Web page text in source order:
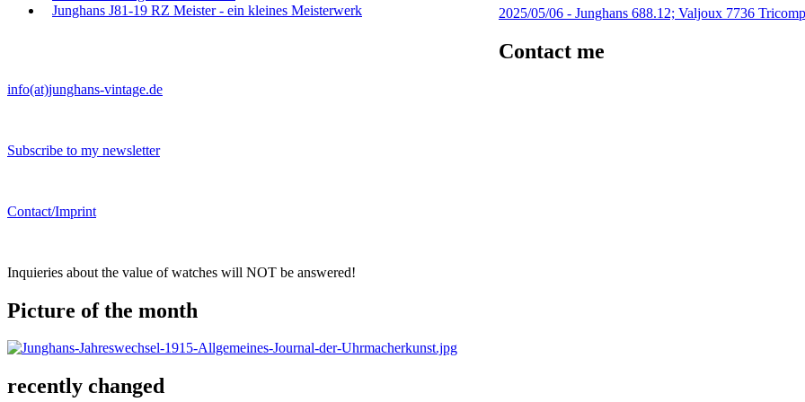
Junghans J81-19 RZ Meister - ein kleines Meisterwerk
2025/05/06 - Junghans 688.12; Valjoux 7736
Contact me
info(at)junghans-vintage.de
Subscribe to my newsletter
Contact/Imprint
Inquieries about the value of watches will NOT be answered!
Picture of the month
recently changed